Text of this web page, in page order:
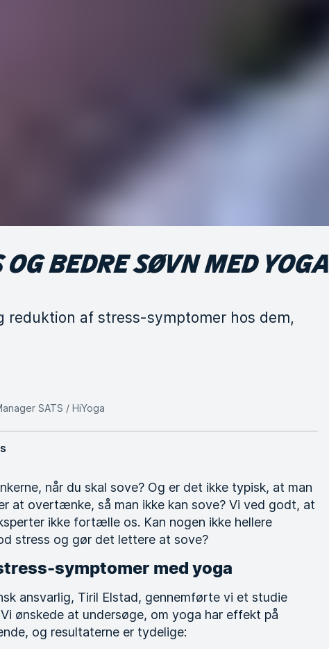
BEDRE SØVN MED YOGA
reduktion af stress-symptomer hos dem,
SATS / HiYoga
når du skal sove? Og er det ikke typisk, at man
at overtænke, så man ikke kan sove? Vi ved godt, at
ikke fortælle os. Kan nogen ikke hellere
stress og gør det lettere at sove?
symptomer med yoga
ansvarlig, Tiril Elstad, gennemførte vi et studie
ønskede at undersøge, om yoga har effekt på
og resultaterne er tydelige: